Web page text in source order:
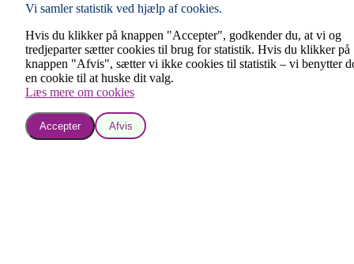
Vi samler statistik ved hjælp af cookies.
Hvis du klikker på knappen "Accepter", godkender du, at vi og
tredjeparter sætter cookies til brug for statistik. Hvis du klikker på
knappen "Afvis", sætter vi ikke cookies til statistik – vi benytter
en cookie til at huske dit valg.
Læs mere om cookies
Accepter Afvis